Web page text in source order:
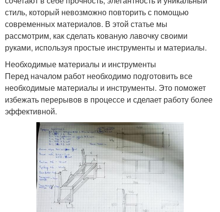
стиль, который невозможно повторить с помощью
современных материалов. В этой статье мы
рассмотрим, как сделать кованую лавочку своими
руками, используя простые инструменты и материалы.
Необходимые материалы и инструменты
Перед началом работ необходимо подготовить все
необходимые материалы и инструменты. Это поможет
избежать перерывов в процессе и сделает работу более
эффективной.